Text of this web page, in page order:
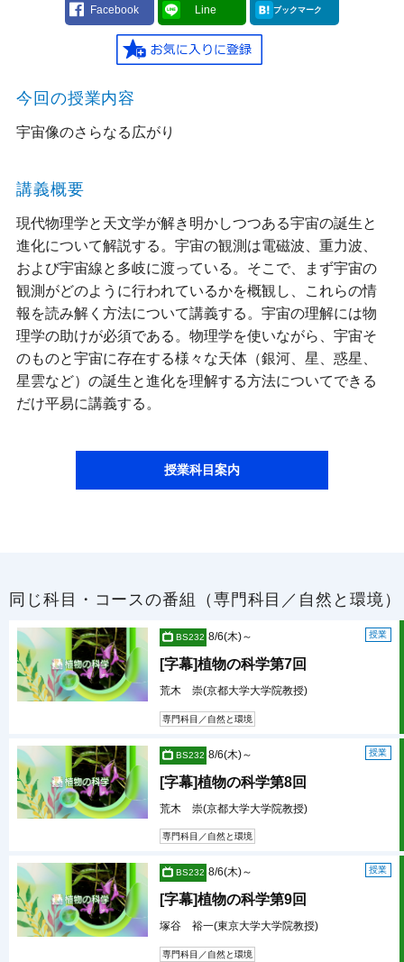
Facebook Line ブックマーク
今回の授業内容
宇宙像のさらなる広がり
講義概要
現代物理学と天文学が解き明かしつつある宇宙の誕生と
進化について解説する。宇宙の観測は電磁波、重力波、
および宇宙線と多岐に渡っている。そこで、まず宇宙の
観測がどのように行われているかを概観し、これらの情
報を読み解く方法について講義する。宇宙の理解には物
理学の助けが必須である。物理学を使いながら、宇宙そ
のものと宇宙に存在する様々な天体（銀河、星、惑星、
星雲など）の誕生と進化を理解する方法についてできる
だけ平易に講義する。
授業科目案内
同じ科目・コースの番組（専門科目／自然と環境）
BS232 授業
8/6(木)～
[字幕]植物の科学第7回
荒木 崇(京都大学大学院教授)
専門科目／自然と環境
BS232 授業
8/6(木)～
[字幕]植物の科学第8回
荒木 崇(京都大学大学院教授)
専門科目／自然と環境
BS232 授業
8/6(木)～
[字幕]植物の科学第9回
塚谷 裕一(東京大学大学院教授)
専門科目／自然と環境